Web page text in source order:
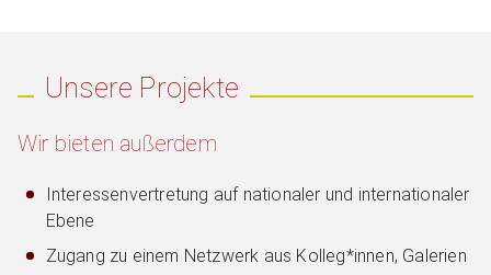
Unsere Projekte
Wir bieten außerdem
Interessenvertretung auf nationaler und internationaler
Ebene
Zugang zu einem Netzwerk aus Kolleg*innen, Galerien